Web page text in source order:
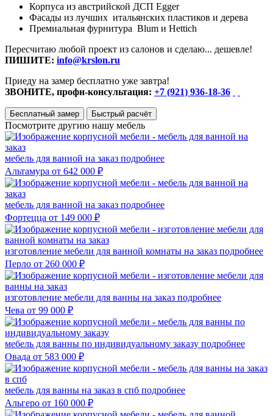
Корпуса из австрийской ДСП Egger
Фасады из лучших итальянских пластиков и дерева
Премиальная фурнитура Blum и Hettich
Пересчитаю любой проект из салонов и сделаю... дешевле!
ПИШИТЕ: info@krslon.ru
Приеду на замер бесплатно уже завтра!
ЗВОНИТЕ, профи-консультация: +7 (921) 936-18-36
Бесплатный замер Быстрый расчёт
Посмотрите другию нашу мебель
мебель для ванной на заказ подробнее
Альтамура от 642 000 ₽
мебель для ванной на заказ подробнее
Фортецца от 149 000 ₽
изготовление мебели для ванной комнаты на заказ подробнее
Перло от 260 000 ₽
изготовление мебели для ванны на заказ подробнее
Чева от 99 000 ₽
мебель для ванны по индивидуальному заказу подробнее
Овада от 583 000 ₽
мебель для ванны на заказ в спб подробнее
Альгеро от 160 000 ₽